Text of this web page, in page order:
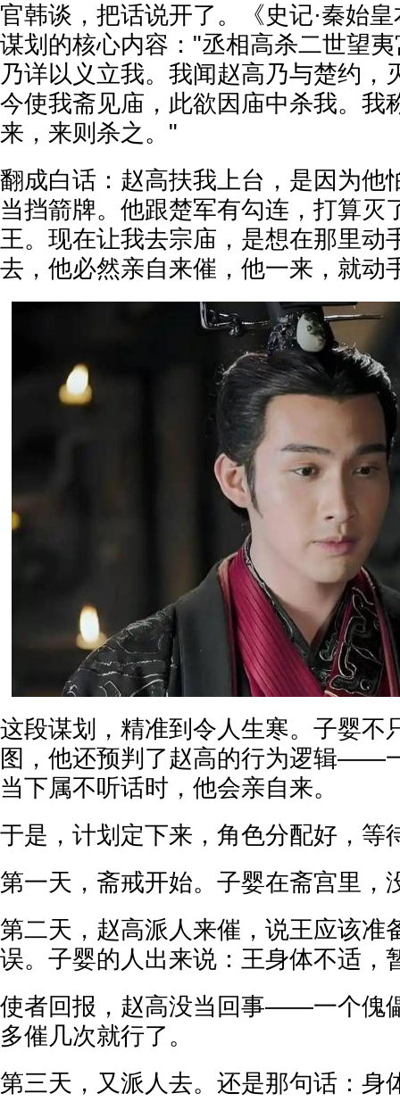
官韩谈，把话说开了。《史记·秦始
谋划的核心内容："丞相高杀二世望
乃详以义立我。我闻赵高乃与楚约，
今使我斋见庙，此欲因庙中杀我。我
来，来则杀之。"
翻成白话：赵高扶我上台，是因为他
当挡箭牌。他跟楚军有勾连，打算灭
王。现在让我去宗庙，是想在那里动
去，他必然亲自来催，他一来，就动
这段谋划，精准到令人生寒。子婴不
图，他还预判了赵高的行为逻辑——
当下属不听话时，他会亲自来。
于是，计划定下来，角色分配好，等
第一天，斋戒开始。子婴在斋宫里，
第二天，赵高派人来催，说王应该准
误。子婴的人出来说：王身体不适，
使者回报，赵高没当回事——一个傀
多催几次就行了。
第三天，又派人去。还是那句话：身